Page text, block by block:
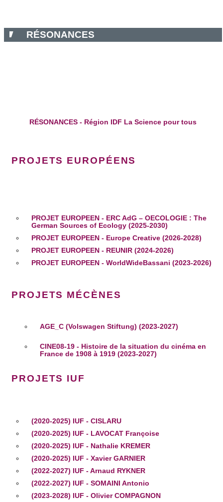
RÉSONANCES
RÉSONANCES - Région IDF La Science pour tous
PROJETS EUROPÉENS
PROJET EUROPEEN - ERC AdG – OECOLOGIE : The
German Sources of Ecology (2025-2030)
PROJET EUROPEEN - Europe Creative (2026-2028)
PROJET EUROPEEN - REUNIR (2024-2026)
PROJET EUROPEEN - WorldWideBassani (2023-2026)
PROJETS MÉCÈNES
AGE_C (Volswagen Stiftung) (2023-2027)
CINE08-19 - Histoire de la situation du cinéma en
France de 1908 à 1919 (2023-2027)
PROJETS IUF
(2020-2025) IUF - CISLARU
(2020-2025) IUF - LAVOCAT Françoise
(2020-2025) IUF - Nathalie KREMER
(2020-2025) IUF - Xavier GARNIER
(2022-2027) IUF - Arnaud RYKNER
(2022-2027) IUF - SOMAINI Antonio
(2023-2028) IUF - Olivier COMPAGNON